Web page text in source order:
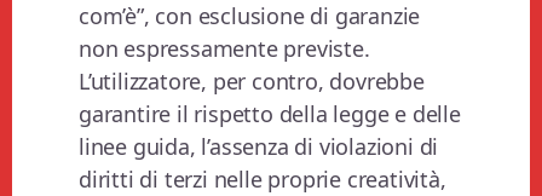
com’è”, con esclusione di garanzie
non espressamente previste.
L’utilizzatore, per contro, dovrebbe
garantire il rispetto della legge e delle
linee guida, l’assenza di violazioni di
diritti di terzi nelle proprie creatività,